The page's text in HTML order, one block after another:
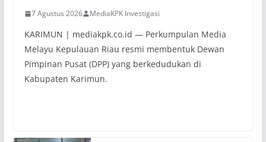
7 Agustus 2026 MediaKPK Investigasi
KARIMUN | mediakpk.co.id — Perkumpulan Media
Melayu Kepulauan Riau resmi membentuk Dewan
Pimpinan Pusat (DPP) yang berkedudukan di
Kabupaten Karimun.